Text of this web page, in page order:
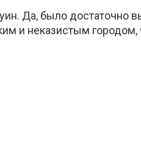
Да, было достаточно
и неказистым городом,